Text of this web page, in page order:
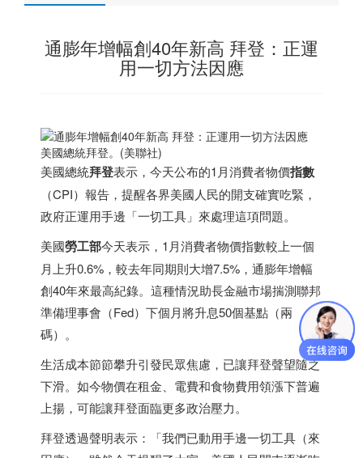
通膨年增幅創40年新高 拜登：正運
用一切方法因應
美國總統拜登。(美聯社)
美國總統拜登表示，今天公布的1月消費者物價指數
（CPI）報告，提醒各界美國人民的開支確實吃緊，
政府正運用手邊「一切工具」來處理這項問題。
美國勞工部今天表示，1月消費者物價指數較上一個
月上升0.6%，較去年同期則大增7.5%，通膨年增幅
創40年來最高紀錄。這種情況助長金融市場揣測聯邦
準備理事會（Fed）下個月將升息50個基點（兩
碼）。
生活成本節節攀升引發民眾焦慮，已讓拜登聲望隨之
下滑。如今物價在租金、電費和食物費用領漲下普遍
上揚，可能讓拜登面臨更多政治壓力。
拜登透過聲明表示：「我們已動用手邊一切工具（來